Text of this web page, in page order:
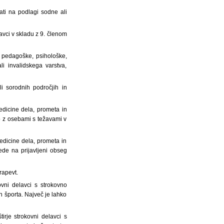
na podlagi sodne ali
v skladu z 9. členom
psihološke,
invalidskega varstva,
sorodnih področjih in
dela, prometa in
osebami s težavami v
dela, prometa in
na prijavljeni obseg
delavci s strokovno
športa. Največ je lahko
strokovni delavci s